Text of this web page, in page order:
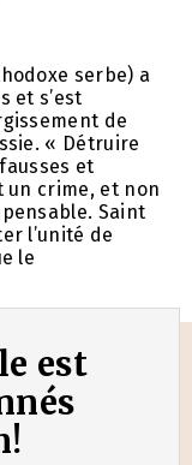
serbe) a
et s’est
de
« Détruire
et
un crime, et non
Saint
l’unité de
le
est